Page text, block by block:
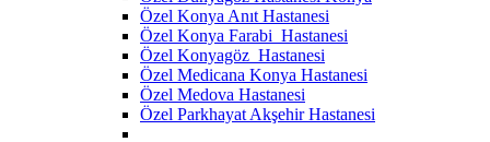
Özel Konya Anıt Hastanesi
Özel Konya Farabi Hastanesi
Özel Konyagöz Hastanesi
Özel Medicana Konya Hastanesi
Özel Medova Hastanesi
Özel Parkhayat Akşehir Hastanesi